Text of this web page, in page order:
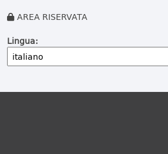
AREA RISERVATA
Lingua